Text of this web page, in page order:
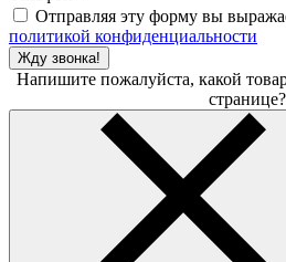
Отправляя эту форму вы
политикой конфиденциальности
Жду звонка!
Напишите пожалуйста, какой
странице?